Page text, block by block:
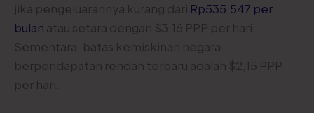
jika pengeluarannya kurang dari Rp535.547 per
bulan atau setara dengan $3,16 PPP per hari.
Sementara, batas kemiskinan negara
berpendapatan rendah terbaru adalah $2,15 PPP
per hari.